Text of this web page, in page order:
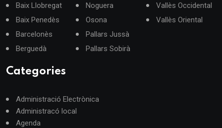
Baix Llobregat
Baix Penedès
Barcelonès
Berguedà
Noguera
Osona
Pallars Jussà
Pallars Sobirà
Vallès Occidental
Vallès Oriental
Categories
Administració Electrònica
Administracó local
Agenda